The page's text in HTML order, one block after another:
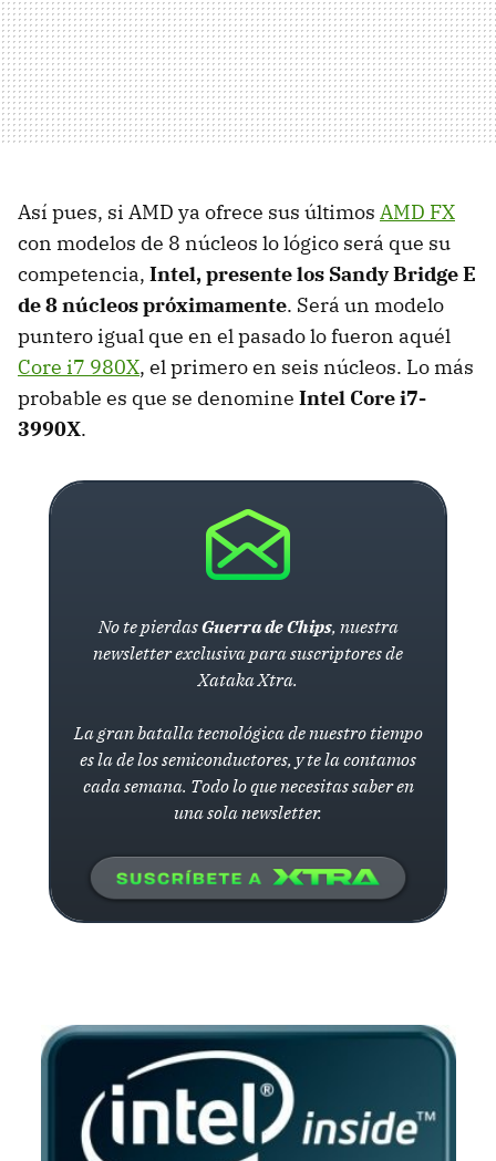
Así pues, si AMD ya ofrece sus últimos AMD FX
con modelos de 8 núcleos lo lógico será que su
competencia, Intel, presente los Sandy Bridge E
de 8 núcleos próximamente. Será un modelo
puntero igual que en el pasado lo fueron aquél
Core i7 980X, el primero en seis núcleos. Lo más
probable es que se denomine Intel Core i7-
3990X.
No te pierdasGuerra de Chips, nuestra
newsletter exclusiva para suscriptores de
Xataka Xtra.
La gran batalla tecnológica de nuestro tiempo
es la de los semiconductores, y te la contamos
cada semana. Todo lo que necesitas saber en
una sola newsletter.